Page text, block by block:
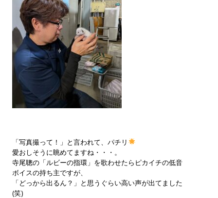
「写真撮って！」と言われて、パチリ
愛おしそうに眺めてますね・・・。
寺尾聰の「ルビーの指環」を歌わせたらピカイチの低音
ボイスの持ち主ですが、
「どっから出るん？」と思うぐらい高い声が出てました
(笑)